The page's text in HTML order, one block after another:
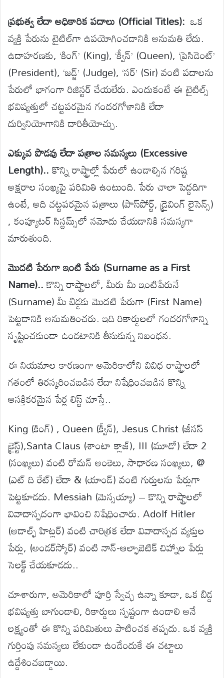
ప్రభుత్వ లేదా అధికారిక పదాలు (Official Titles): ఒక
వ్యక్తి పేరును టైటిల్‌గా ఉపయోగించడానికి అనుమతి లేదు.
ఉదాహరణకు, ‘కింగ్’ (King), ‘క్వీన్’ (Queen), ‘ప్రెసిడెంట్’
(President), ‘జడ్జ్’ (Judge), ‘సర్’ (Sir) వంటి పదాలను
పేరులో భాగంగా రిజిస్టర్ చేయలేరు. ఎందుకంటే ఈ టైటిల్స్
భవిష్యత్తులో చట్టపరమైన గందరగోళానికి లేదా
దుర్వినియోగానికి దారితీయోచ్చు.
ఎక్కువ పొడవు లేదా పత్రాల సమస్యలు (Excessive
Length)..కొన్ని రాష్ట్రాల్లో పేరులో ఉండాల్సిన గరిష్ట
అక్షరాల సంఖ్యపై పరిమితి ఉంటుంది. పేరు చాలా పెద్దదిగా
ఉంటే, అది చట్టపరమైన పత్రాలు (పాస్‌పోర్ట్, డ్రైవింగ్ లైసెన్స్)
, కంప్యూటర్ సిస్టమ్స్‌లో నమోదు చేయడానికి సమస్యగా
మారుతుంది.
మొదటి పేరుగా ఇంటి పేరు (Surname as a First
Name)..కొన్ని రాష్ట్రాలలో, మీరు మీ ఇంటిపేరునే
(Surname) మీ బిడ్డకు మొదటి పేరుగా (First Name)
పెట్టడానికి అనుమతించరు. ఇది రికార్డులలో గందరగోళాన్ని
సృష్టించకుండా ఉండటానికి తీసుకున్న నిబంధన.
ఈ నియమాల కారణంగా అమెరికాలోని వివిధ రాష్ట్రాలలో
గతంలో తిరస్కరించబడిన లేదా నిషేధించబడిన కొన్ని
ఆసక్తికరమైన పేర్ల లిస్ట్ చూస్తే..
King (కింగ్) , Queen (క్వీన్), Jesus Christ (జీసస్
క్రైస్ట్),Santa Claus (శాంటా క్లాజ్), III (మూడో) లేదా 2
(సంఖ్యలు) వంటి రోమన్ అంకెలు, సాధారణ సంఖ్యలు, @
(ఎట్ ది రేట్) లేదా & (యాండ్) వంటి గుర్తులను పేర్లుగా
పెట్టకూడదు. Messiah (మెస్సయ్యా) – కొన్ని రాష్ట్రాలలో
వివాదాస్పదంగా భావించి నిషేధించారు. Adolf Hitler
(అడాల్ఫ్ హిట్లర్) వంటి చారిత్రక లేదా వివాదాస్పద వ్యక్తుల
పేర్లు, (అండర్‌స్కోర్) వంటి నాన్-ఆల్ఫాబెటిక్ చిహ్నాల పేర్లు
సెలక్ట్ చేయకూడదు..
చూశారుగా, అమెరికాలో పూర్తి స్వేచ్ఛ ఉన్నా కూడా, ఒక బిడ్డ
భవిష్యత్తు బాగుండాలి, రికార్డులు స్పష్టంగా ఉండాలి అనే
లక్ష్యంతో ఈ కొన్ని పరిమితులు పాటించక తప్పదు. ఒక వ్యక్తి
గుర్తింపు సమస్యలు లేకుండా ఉండేందుకే ఈ చట్టాలు
ఉద్దేశించబడ్డాయి.